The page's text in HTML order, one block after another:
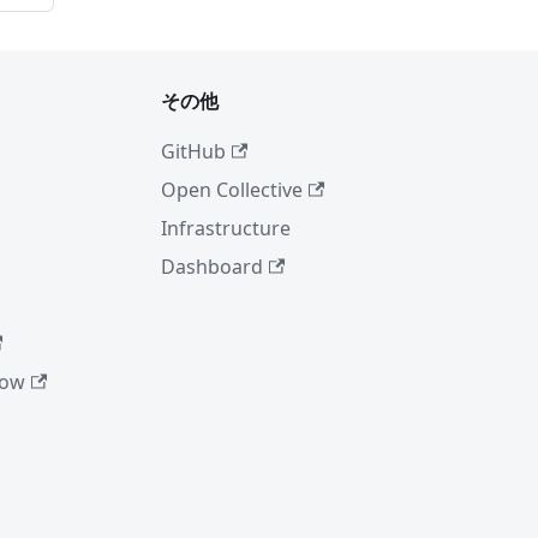
その他
GitHub
Open Collective
Infrastructure
Dashboard